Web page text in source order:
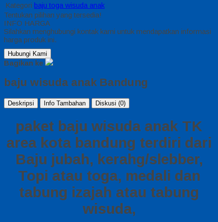
Kategori baju toga wisuda anak
Tentukan pilihan yang tersedia!
INFO HARGA
Silahkan menghubungi kontak kami untuk mendapatkan informasi
harga produk ini.
Hubungi Kami
Bagikan ke
baju wisuda anak Bandung
Deskripsi Info Tambahan Diskusi (0)
paket baju wisuda anak TK
area kota bandung terdiri dari
Baju jubah, kerahg/slebber,
Topi atau toga, medali dan
tabung izajah atau tabung
wisuda,